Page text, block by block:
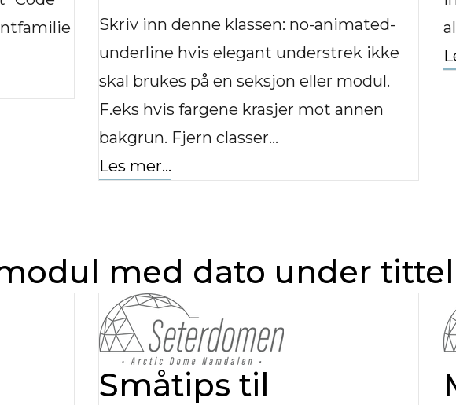
Skriv inn denne klassen: no-animated-
underline hvis elegant understrek ikke
skal brukes på en seksjon eller modul.
F.eks hvis fargene krasjer mot annen
bakgrun. Fjern classer…
Les mer...
med dato under tittel
Småtips til